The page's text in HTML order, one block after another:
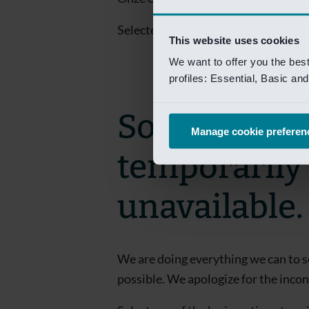
This website uses cookies
We want to offer you the
profiles: Essential, Basic
Manage cookie
Selecteer een van de login opties
Sorry! This
temporarily
unavailable.
We are doing everything we can to
possible. We apologize for the